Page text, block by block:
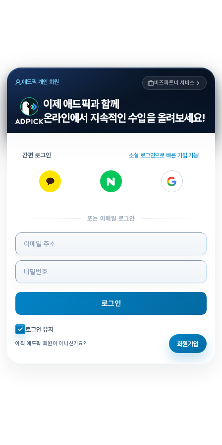
애드픽 개인 회원 비즈파트너 서비스
이제 애드픽과 함께
온라인에서 지속적인 수입을 올려보세요!
간편 로그인 소셜 로그인으로 빠른 가입 가능!
또는 이메일 로그인
로그인 정보 입력
로그인
자동로그인 체크
로그인 유지
아직 애드픽 회원이 아니신가요? 회원가입